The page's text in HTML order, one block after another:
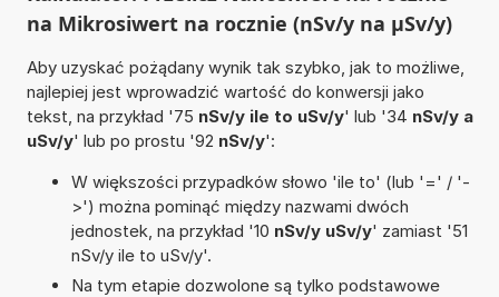
na Mikrosiwert na rocznie (nSv/y na µSv/y)
Aby uzyskać pożądany wynik tak szybko, jak to możliwe,
najlepiej jest wprowadzić wartość do konwersji jako
tekst, na przykład '75 nSv/y ile to uSv/y' lub '34 nSv/y a
uSv/y' lub po prostu '92 nSv/y':
W większości przypadków słowo 'ile to' (lub '=' / '-
>') można pominąć między nazwami dwóch
jednostek, na przykład '10 nSv/y uSv/y' zamiast '51
nSv/y ile to uSv/y'.
Na tym etapie dozwolone są tylko podstawowe